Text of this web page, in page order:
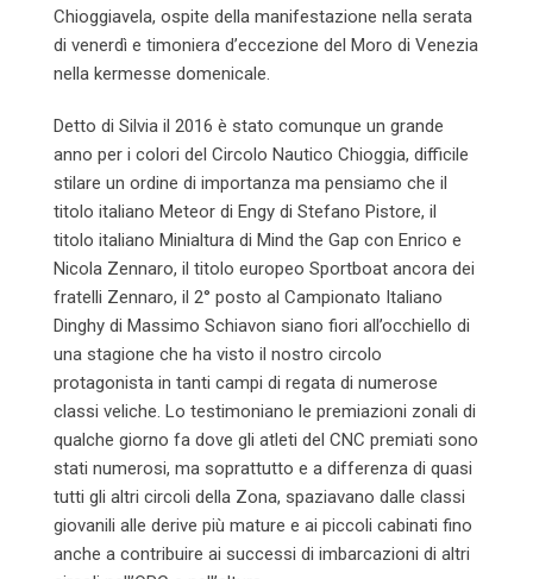
Chioggiavela, ospite della manifestazione nella serata
di venerdì e timoniera d’eccezione del Moro di Venezia
nella kermesse domenicale.
Detto di Silvia il 2016 è stato comunque un grande
anno per i colori del Circolo Nautico Chioggia, difficile
stilare un ordine di importanza ma pensiamo che il
titolo italiano Meteor di Engy di Stefano Pistore, il
titolo italiano Minialtura di Mind the Gap con Enrico e
Nicola Zennaro, il titolo europeo Sportboat ancora dei
fratelli Zennaro, il 2° posto al Campionato Italiano
Dinghy di Massimo Schiavon siano fiori all’occhiello di
una stagione che ha visto il nostro circolo
protagonista in tanti campi di regata di numerose
classi veliche. Lo testimoniano le premiazioni zonali di
qualche giorno fa dove gli atleti del CNC premiati sono
stati numerosi, ma soprattutto e a differenza di quasi
tutti gli altri circoli della Zona, spaziavano dalle classi
giovanili alle derive più mature e ai piccoli cabinati fino
anche a contribuire ai successi di imbarcazioni di altri